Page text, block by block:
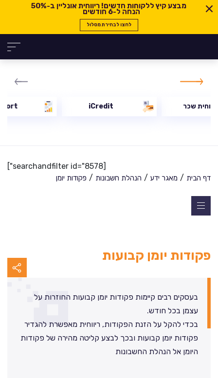
מבצע קיץ ללקוחות חדשים! ריווחית אונליין ב-50%
הנחה ל-6 חודשים
לחצו לבחירת מסלול
ריווחית שכר iCredit
[searchandfilter id="8578"]
דף הבית / מאגר ידע / הנהלת חשבונות / פקודות יומן
פקודות יומן קבועות
בעסקים רבים קיימות פקודות יומן קבועות החוזרות על
עצמן בכל חודש.
בכדי להקל על הזנת הפקודות, ריווחית מאפשרת להגדיר
פקודות יומן קבועות ובכך לבצע קליטה מהירה של פקודות
היומן אל הנהלת החשבונות